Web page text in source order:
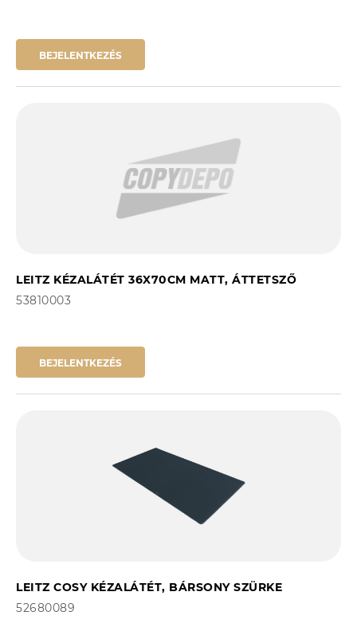
BEJELENTKEZÉS
LEITZ KÉZALÁTÉT 36X70CM MATT, ÁTTETSZŐ
53810003
BEJELENTKEZÉS
LEITZ COSY KÉZALÁTÉT, BÁRSONY SZÜRKE
52680089